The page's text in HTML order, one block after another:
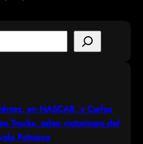
en NASCAR, y Carlos
Trucks, salen victoriosos del
Potosino